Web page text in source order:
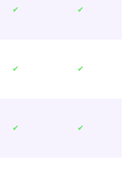
✔ ✔
✔ ✔
✔ ✔